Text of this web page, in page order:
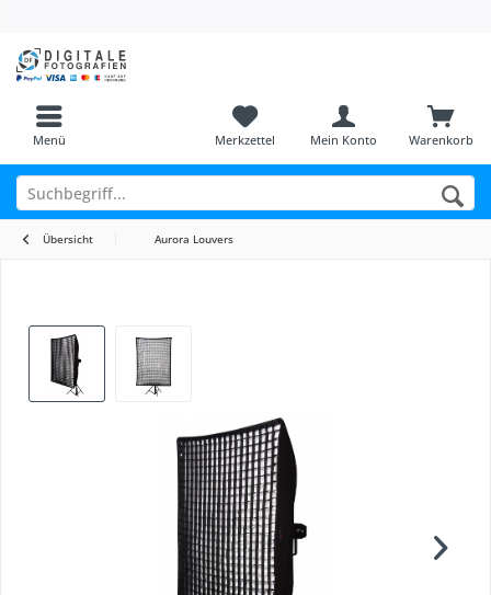
Menü Warenkorb
Merkzettel Mein Konto
Übersicht Aurora Louvers